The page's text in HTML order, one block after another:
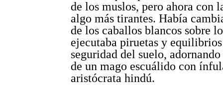
de los muslos, pero ahora con
algo más tirantes. Había
de los caballos blancos sobre
ejecutaba piruetas y
seguridad del suelo,
de un mago escuálido con
aristócrata hindú.